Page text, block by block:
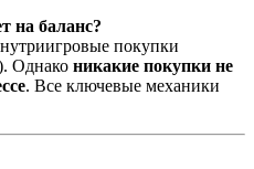
на баланс?
покупки
Однако никакие покупки не
. Все ключевые механики